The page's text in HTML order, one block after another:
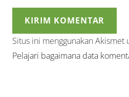
KIRIM KOMENTAR
Situs ini menggunakan Akismet
Pelajari bagaimana data